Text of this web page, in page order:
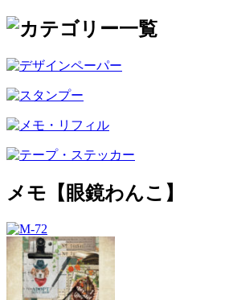
メモ【眼鏡わんこ】